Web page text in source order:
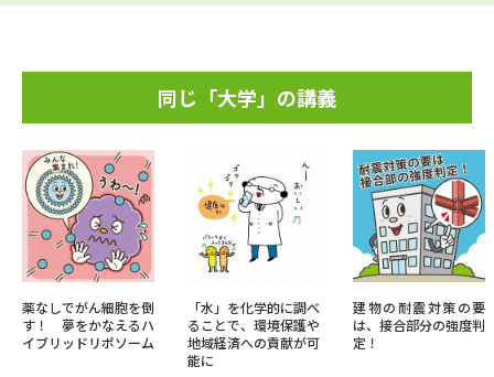
同じ「大学」の講義
薬なしでがん細胞を倒
す！ 夢をかなえるハ
イブリッドリポソーム
「水」を化学的に調べ
ることで、環境保護や
地域経済への貢献が可
能に
建物の耐震対策の要
は、接合部分の強度判
定！